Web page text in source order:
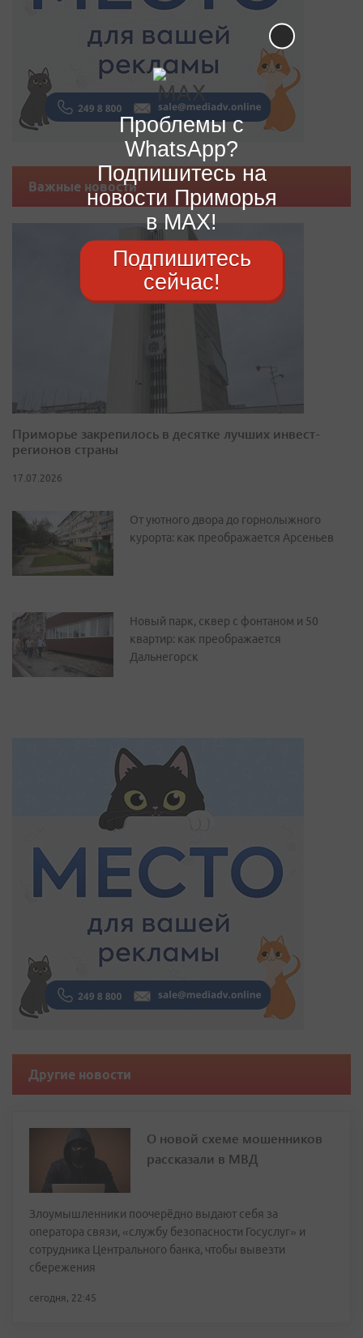
Важные новости
Приморье закрепилось в десятке лучших инвест-
регионов страны
17.07.2026
От уютного двора до горнолыжного
курорта: как преображается Арсеньев
Новый парк, сквер с фонтаном и 50
квартир: как преображается
Дальнегорск
Другие новости
О новой схеме мошенников
рассказали в МВД
Злоумышленники поочерёдно выдают себя за
оператора связи, «службу безопасности Госуслуг» и
сотрудника Центрального банка, чтобы вывезти
сбережения
сегодня, 22:45
Проблемы с
WhatsApp?
Подпишитесь на
новости Приморья
в MAX!
Подпишитесь
сейчас!